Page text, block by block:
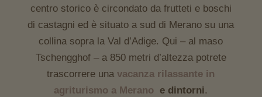
centro storico è circondato da frutteti e boschi
di castagni ed è situato a sud di Merano su una
collina sopra la Val d’Adige. Qui – al maso
Tschengghof – a 850 metri d’altezza potrete
trascorrere unavacanza rilassante in
agriturismo a Merano e dintorni.